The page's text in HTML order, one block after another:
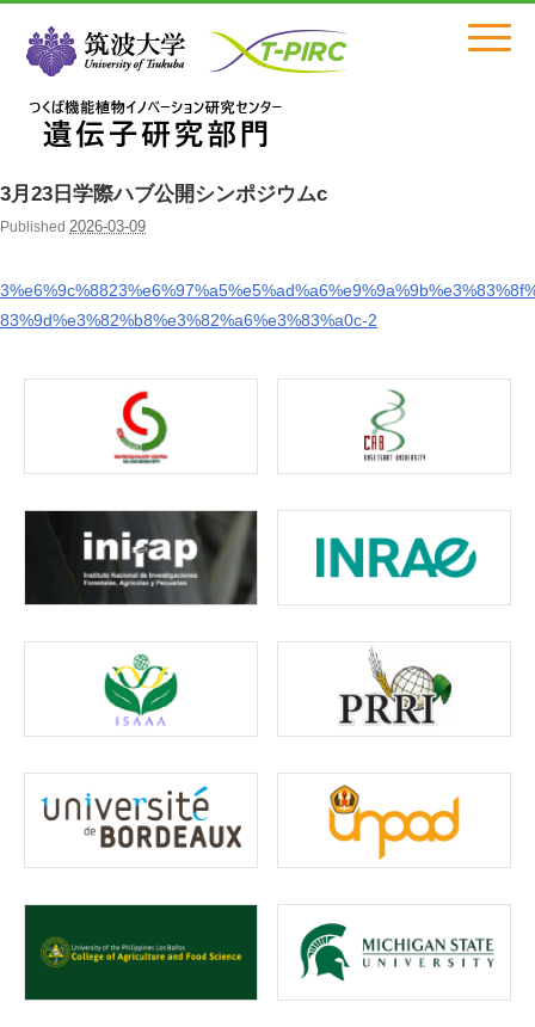
Click
3月23日学際ハブ公開シンポジウムc
Published 2026-03-09
83%9d%e3%82%b8%e3%82%a6%e3%83%a0c-2